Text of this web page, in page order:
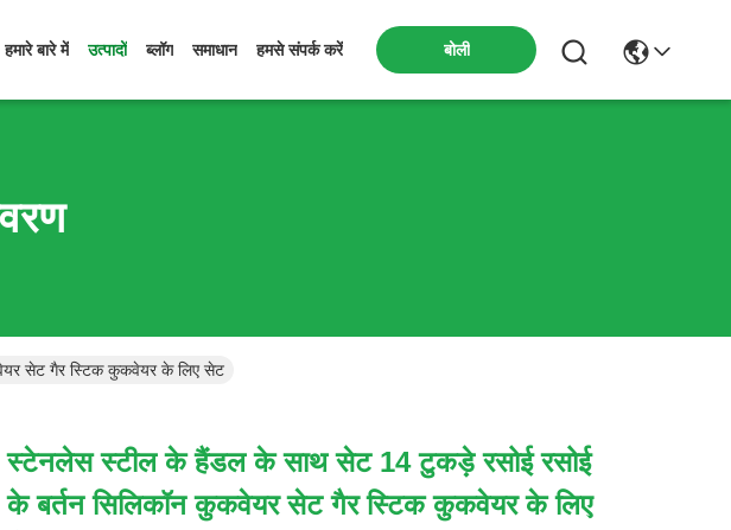
हमारे बारे में उत्पादों ब्लॉग समाधान हमसे संपर्क करें बोली
सेट गैर स्टिक कुकवेयर के लिए सेट
स्टेनलेस स्टील के हैंडल के साथ सेट 14 टुकड़े रसोई रसोई
के बर्तन सिलिकॉन कुकवेयर सेट गैर स्टिक कुकवेयर के लिए